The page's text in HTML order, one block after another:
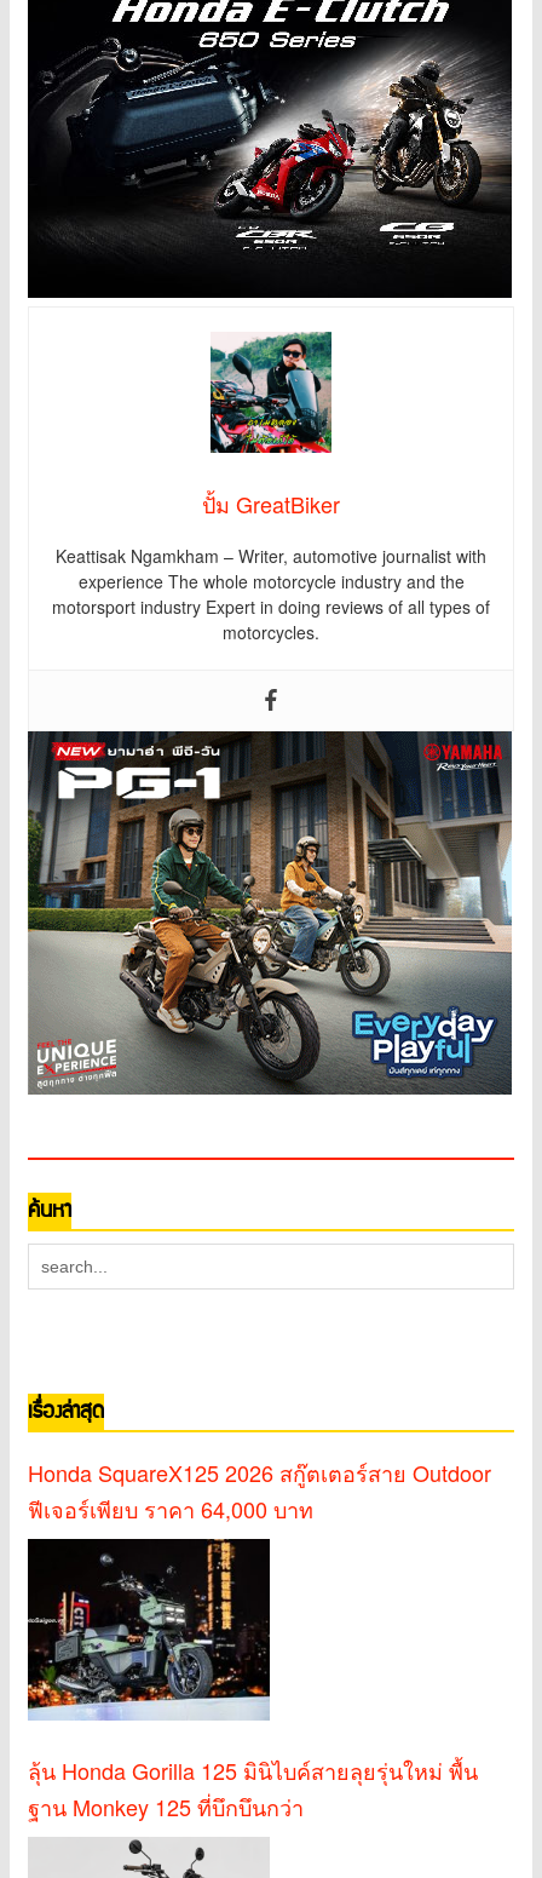
ปั้ม GreatBiker
Keattisak Ngamkham – Writer, automotive journalist with
experience The whole motorcycle industry and the
motorsport industry Expert in doing reviews of all types of
motorcycles.
ค้นหา
เรื่องล่าสุด
Honda SquareX125 2026 สกู๊ตเตอร์สาย Outdoor
ฟีเจอร์เพียบ ราคา 64,000 บาท
ลุ้น Honda Gorilla 125 มินิไบค์สายลุยรุ่นใหม่ พื้น
ฐาน Monkey 125 ที่บึกบึนกว่า